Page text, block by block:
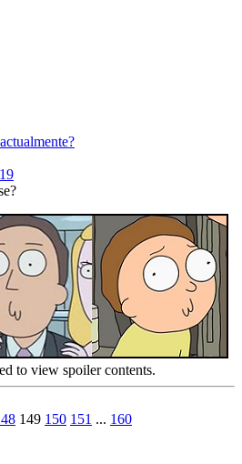
to view spoiler contents.
149 150 151 ... 160